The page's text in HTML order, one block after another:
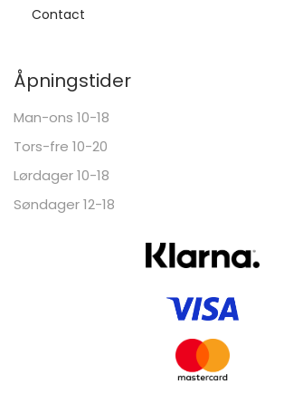
Contact
Åpningstider
Man-ons 10-18
Tors-fre 10-20
Lørdager 10-18
Søndager 12-18